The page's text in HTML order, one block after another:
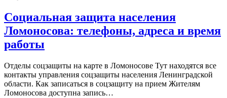
Социальная защита населения
Ломоносова: телефоны, адреса и время
работы
Отделы соцзащиты на карте в Ломоносове Тут находятся все
контакты управления соцзащиты населения Ленинградской
области. Как записаться в соцзащиту на прием Жителям
Ломоносова доступна запись…